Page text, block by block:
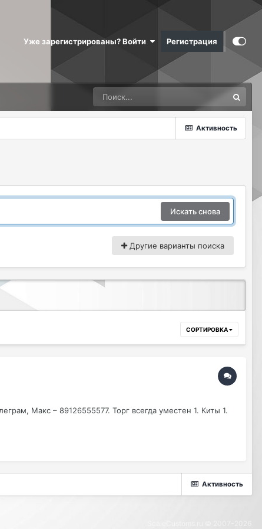
Уже зарегистрированы? Войти Регистрация
Активность
Искать снова
Другие варианты поиска
СОРТИРОВКА
Макс – 89126555577. Торг всегда уместен 1. Киты 1.
Активность